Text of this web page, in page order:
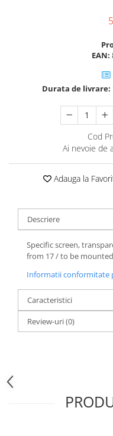
EAN:
Durata de livrare:
Cod
Ai nevoie de
Adauga la
Descriere
Specific screen,
from 17 / to be
Informatii conformitate
Caracteristici
Review-uri(0)